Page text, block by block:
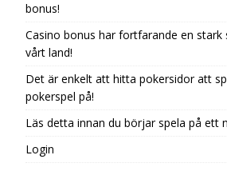
bonus!
Casino bonus har fortfarande en stark
vårt land!
Det är enkelt att hitta pokersidor att
pokerspel på!
Läs detta innan du börjar spela på ett
Login